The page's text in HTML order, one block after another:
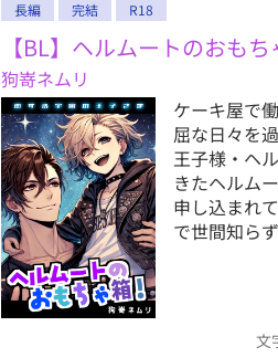
が、意外にも茉優が番になると
いよ番なった二人はラミレス邸
と仲睦まじく過ごすリアムだった
かし、その正体はなんとリアムの
は弟のリアムに扮装した兄のエ
り、後継者だった。侯爵令嬢との
言う。 弟のリアムの婚約発表の
う話になったが、当日、エリアの
なる。 お茶会の会場で下民扱い
本当にありがとうございます♡ ※
く性描写が入ります。
長編 完結 R18
【BL】ヘルムートのおもち
狗嵜ネムリ
ケーキ屋で
屈な日々を
王子様・ヘ
きたヘルム
申し込まれ
で世間知ら
文